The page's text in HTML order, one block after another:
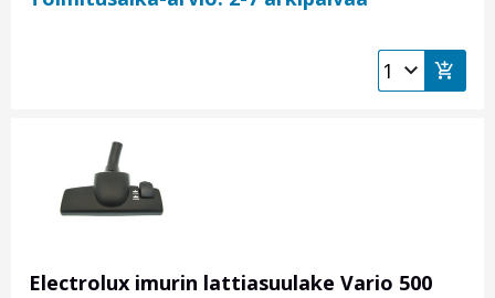
Electrolux imurin lattiasuulake Vario 500